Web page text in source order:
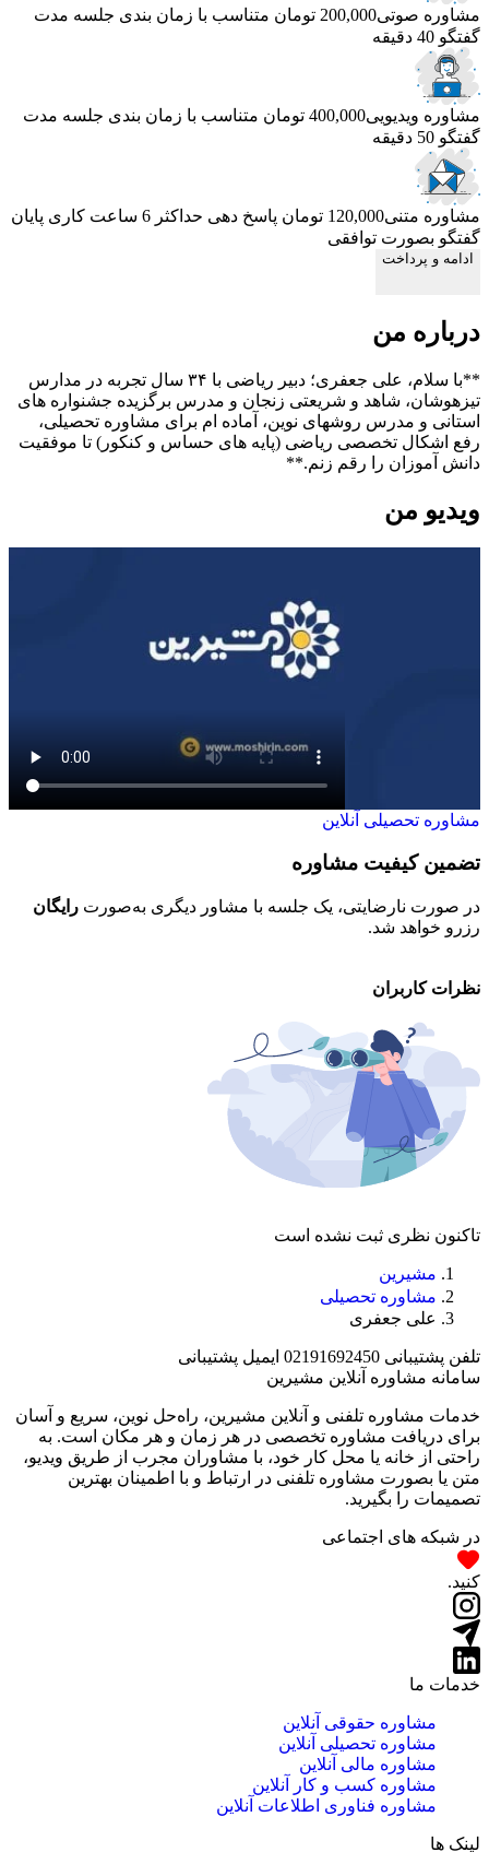
مشاوره صوتی200,000 تومان متناسب با زمان بندی جلسه مدت
گفتگو 40 دقیقه
مشاوره ویدیویی400,000 تومان متناسب با زمان بندی جلسه مدت
گفتگو 50 دقیقه
مشاوره متنی120,000 تومان پاسخ دهی حداکثر 6 ساعت کاری
پایان
گفتگو بصورت توافقی
ادامه و پرداخت
درباره من
**با سلام، علی جعفری؛ دبیر ریاضی با ۳۴ سال تجربه در مدارس
تیزهوشان، شاهد و شریعتی زنجان و مدرس برگزیده جشنواره های
استانی و مدرس روشهای نوین، آماده ام برای مشاوره تحصیلی،
رفع اشکال تخصصی ریاضی (پایه های حساس و کنکور) تا موفقیت
دانش آموزان را رقم زنم.**
ویدیو من
مشاوره تحصیلی آنلاین
تضمین کیفیت مشاوره
در صورت نارضایتی، یک جلسه با مشاور دیگری به‌صورت رایگان
رزرو خواهد شد.
نظرات کاربران
تاکنون نظری ثبت نشده است
مشیرین
مشاوره تحصیلی
علی جعفری
تلفن پشتیبانی 02191692450 ایمیل پشتیبانی
سامانه مشاوره آنلاین مشیرین
خدمات مشاوره تلفنی و آنلاین مشیرین، راه‌‌حل نوین، سریع و آسان
برای دریافت مشاوره تخصصی در هر زمان و هر مکان است. به
راحتی از خانه یا محل کار خود، با مشاوران مجرب از طریق ویدیو،
متن یا بصورت مشاوره تلفنی در ارتباط و با اطمینان بهترین
تصمیمات را بگیرید.
در شبکه های اجتماعی
کنید.
خدمات ما
مشاوره حقوقی آنلاین
مشاوره تحصیلی آنلاین
مشاوره مالی آنلاین
مشاوره کسب و کار آنلاین
مشاوره فناوری اطلاعات آنلاین
لینک ها